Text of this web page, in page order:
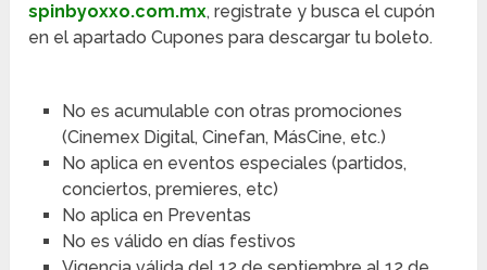
spinbyoxxo.com.mx, registrate y busca el cupón
en el apartado Cupones para descargar tu boleto.
No es acumulable con otras promociones
(Cinemex Digital, Cinefan, MásCine, etc.)
No aplica en eventos especiales (partidos,
conciertos, premieres, etc)
No aplica en Preventas
No es válido en días festivos